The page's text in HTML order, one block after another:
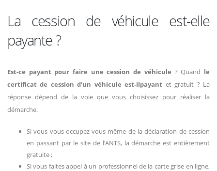
La cession de véhicule est-elle
payante ?
Est-ce payant pour faire une cession de véhicule ? Quand le
certificat de cession d’un véhicule est-ilpayant et gratuit ? La
réponse dépend de la voie que vous choisissez pour réaliser la
démarche.
Si vous vous occupez vous-même de la déclaration de cession
en passant par le site de l’ANTS, la démarche est entièrement
gratuite ;
Si vous faites appel à un professionnel de la carte grise en ligne,